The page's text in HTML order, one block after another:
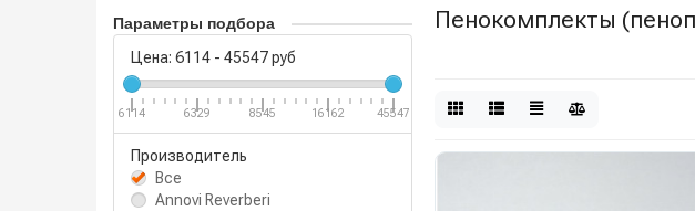
Параметры подбора
Цена: 6114 - 45547руб
6114 6329 8545 16162 45547
Производитель
Все
Annovi Reverberi
Пенокомплекты